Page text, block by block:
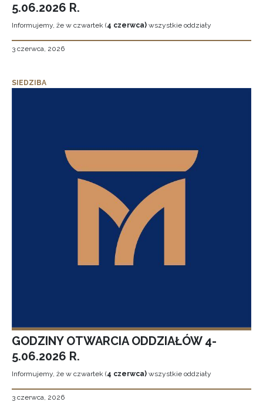
5.06.2026 R.
Informujemy, że w czwartek (4 czerwca) wszystkie oddziały
3 czerwca, 2026
SIEDZIBA
GODZINY OTWARCIA ODDZIAŁÓW 4-
5.06.2026 R.
Informujemy, że w czwartek (4 czerwca) wszystkie oddziały
3 czerwca, 2026